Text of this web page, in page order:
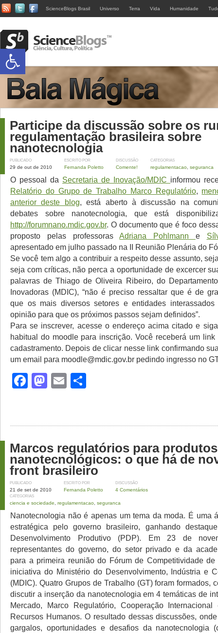
ScienceBlogs Brasil Universo Terra Vida Humanidade
Participe da discussão sobre os
regulamentação brasileira sobre
nanotecnologia
PUBLICADO
29 de out de 2010
ESCRITO POR
Fernanda Poletto
DISCUSSÃO
Comente!
CATEGORIAS
regulamentacao seguranca
O pessoal da Secretaria de Inovação/MDIC informou
Relatório do Grupo de Trabalho Marco Regulatório,
anterior deste blog, está aberto à discussão na
debates sobre nanotecnologia, que está
http://forumnano.mdic.gov.br. O documento que é foco
proposto pelas professorasAdriana Pohlmann e
apresentado em julho passado na II Reunião Plenária do
Se você tem algo a contribuir a respeito desse assunto,
seja com críticas, não perca a oportunidade de excercer
palavras de Thiago de Oliveira Ribeiro, do
Inovadoras (MDIC), “não é preciso ressaltar que é de
que os mais diversos setores e entidades interassados
opinião para que os próximos passos sejam definidos”.
Para se inscrever, acesse o endereço acima citado e
habitual do moodle para inscrição. Você receberá um link
cadastramento. Depois de clicar nesse link confirmando
um email para moodle@mdic.gov.br pedindo ingresso no
Facebook
Mastodon
Email
Marcos regulatórios para produtos
nanotecnológicos: o que há de
front brasileiro
PUBLICADO
21 de set de 2010
ESCRITO POR
Fernanda Poletto
DISCUSSÃO
4 Comentários
CATEGORIAS
ciencia e sociedade regulamentacao seguranca
Nanotecnologia não é apenas um tema da moda. É uma
estratégica pelo governo brasileiro, ganhando
Desenvolvimento Produtivo (PDP). Em 23 de
representantes do governo, do setor privado e da
para a primeira reunião do Fórum de Competitividade de
iniciativa do Ministério do Desenvolvimento, Indústria e
(MDIC). Quatro Grupos de Trabalho (GT) foram formados,
discutir a inserção da nanotecnologia em 4 temáticas de
Mercado, Marco Regulatório, Cooperação
Recursos Humanos. O resultado dessas discussões,
gargalos, oportunidades e desafios da nanotecnologia
Abrir a barra de ferramentas